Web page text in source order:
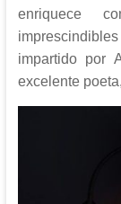
enriquece
impartido por
excelente